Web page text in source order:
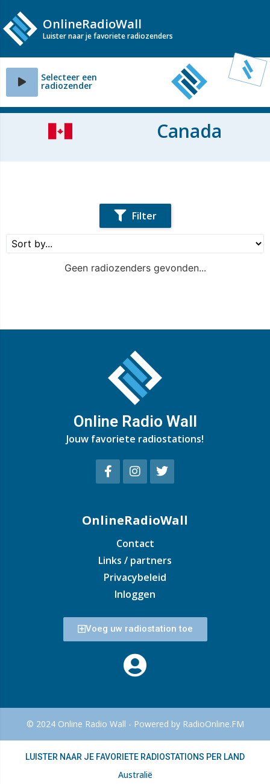
OnlineRadioWall
Luister naar je favoriete radiozenders
Selecteer een
radiozender
Canada
Filter
Geen radiozenders gevonden...
Online Radio Wall
Jouw favoriete radiostations!
OnlineRadioWall
Contact
Links / partners
Privacybeleid
Inloggen
Voeg uw radiostation toe
© 2024 Online Radio Wall - Powered by RadioOnline.FM
LUISTER NAAR JE FAVORIETE RADIOSTATIONS PER LAND
Australië